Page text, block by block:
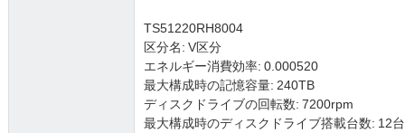
TS51220RH8004
区分名: V区分
エネルギー消費効率: 0.000520
最大構成時の記憶容量: 240TB
ディスクドライブの回転数: 7200rpm
最大構成時のディスクドライブ搭載台数: 12